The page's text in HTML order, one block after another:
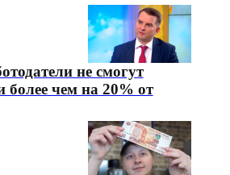
не смогут
более чем на 20% от